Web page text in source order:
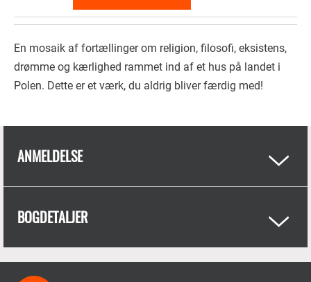
En mosaik af fortællinger om religion, filosofi, eksistens,
drømme og kærlighed rammet ind af et hus på landet i
Polen. Dette er et værk, du aldrig bliver færdig med!
ANMELDELSE
BOGDETALJER